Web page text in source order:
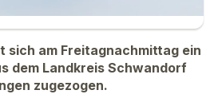
sich am Freitagnachmittag ein
dem Landkreis Schwandorf
zugezogen.